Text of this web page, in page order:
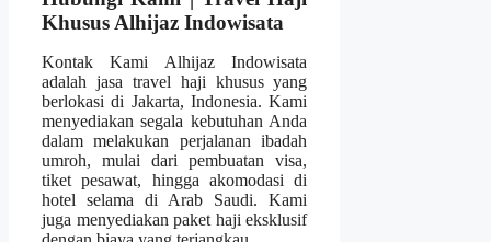
Khusus Alhijaz Indowisata
Kontak Kami Alhijaz Indowisata
adalah jasa travel haji khusus yang
berlokasi di Jakarta, Indonesia. Kami
menyediakan segala kebutuhan Anda
dalam melakukan perjalanan ibadah
umroh, mulai dari pembuatan visa,
tiket pesawat, hingga akomodasi di
hotel selama di Arab Saudi. Kami
juga menyediakan paket haji eksklusif